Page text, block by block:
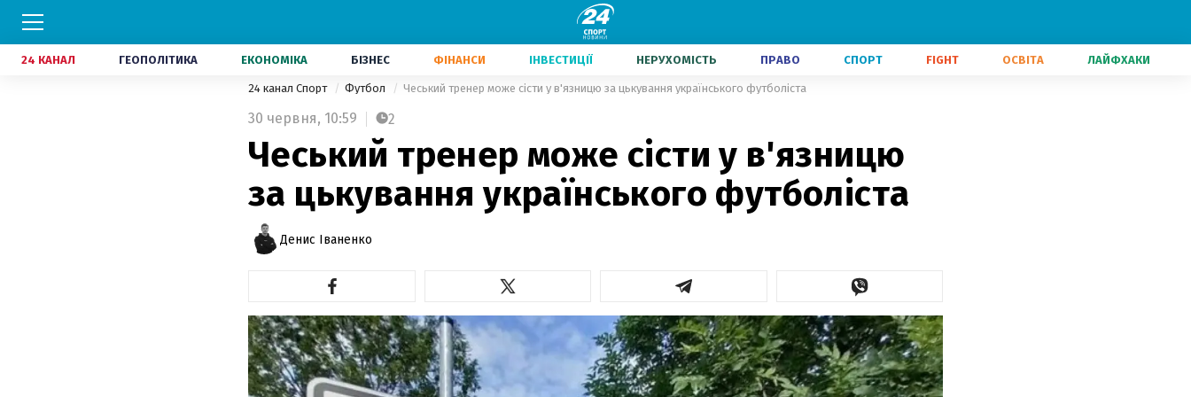
24 КАНАЛ ГЕОПОЛІТИКА ЕКОНОМІКА БІЗНЕС ФІНАНСИ ІНВЕСТИЦІЇ НЕРУХОМІСТЬ ПРАВО СПОРТ FIGHT ОСВІТА ЛАЙФХАКИ
24 канал Спорт Футбол Чеський тренер може сісти у в'язницю за цькування українського футболіста
30 червня, 10:59 2
Чеський тренер може сісти у в'язницю
за цькування українського футболіста
Денис Іваненко